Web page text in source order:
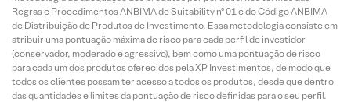
Regras e Procedimentos ANBIMA de Suitability nº 01 e do Código ANBIMA
de Distribuição de Produtos de Investimento. Essa metodologia consiste em
atribuir uma pontuação máxima de risco para cada perfil de investidor
(conservador, moderado e agressivo), bem como uma pontuação de risco
para cada um dos produtos oferecidos pela XP Investimentos, de modo que
todos os clientes possam ter acesso a todos os produtos, desde que dentro
das quantidades e limites da pontuação de risco definidas para o seu perfil.